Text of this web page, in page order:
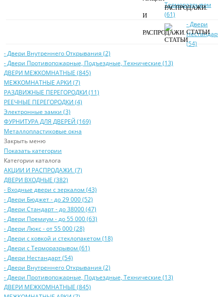
РАСПРОДАЖИ.
СТАТЬИ
Терморазрывом
(61)
- Двери
(54)
- Двери Внутреннего Открывания (2)
- Двери Противопожарные, Подъездные, Технические (13)
ДВЕРИ МЕЖКОМНАТНЫЕ (845)
МЕЖКОМНАТНЫЕ АРКИ (7)
РАЗДВИЖНЫЕ ПЕРЕГОРОДКИ (11)
РЕЕЧНЫЕ ПЕРЕГОРОДКИ (4)
Электронные замки (3)
ФУРНИТУРА ДЛЯ ДВЕРЕЙ (169)
Металлопластиковые окна
Закрыть меню
Показать категории
Категории каталога
АКЦИИ И РАСПРОДАЖИ. (7)
ДВЕРИ ВХОДНЫЕ (382)
- Входные двери с зеркалом (43)
- Двери Бюджeт - до 29 000 (52)
- Двери Стaндaрт - до 38000 (47)
- Двери Прeмиум - до 55 000 (63)
- Двери Люкс - от 55 000 (28)
- Двери с кoвкой и стеклопакетом (18)
- Двери с Терморазрывом (61)
- Двери Нecтaндaрт (54)
- Двери Внутреннего Открывания (2)
- Двери Противопожарные, Подъездные, Технические (13)
ДВЕРИ МЕЖКОМНАТНЫЕ (845)